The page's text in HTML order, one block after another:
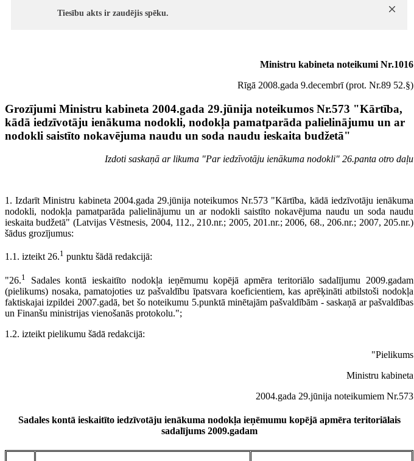
Tiesību akts ir zaudējis spēku.
Ministru kabineta noteikumi Nr.1016
Rīgā 2008.gada 9.decembrī (prot. Nr.89 52.§)
Grozījumi Ministru kabineta 2004.gada 29.jūnija noteikumos Nr.573 "Kārtība,
kādā iedzīvotāju ienākuma nodokli, nodokļa pamatparāda palielinājumu un ar
nodokli saistīto nokavējuma naudu un soda naudu ieskaita budžetā"
Izdoti saskaņā ar likuma "Par iedzīvotāju ienākuma nodokli" 26.panta otro daļu
1. Izdarīt Ministru kabineta 2004.gada 29.jūnija noteikumos Nr.573 "Kārtība, kādā iedzīvotāju ienākuma
nodokli, nodokļa pamatparāda palielinājumu un ar nodokli sais­tīto nokavējuma naudu un soda naudu
ieskaita budžetā" (Latvijas Vēstnesis, 2004, 112., 210.nr.; 2005, 201.nr.; 2006, 68., 206.nr.; 2007, 205.nr.)
šādus grozī­jumus:
1.1. izteikt 26.1 punktu šādā redakcijā:
"26.1
Sadales kontā ieskaitīto nodokļa ieņēmumu kopējā apmēra teritoriālo sadalījumu 2009.gadam
(pielikums) nosaka, pamatojoties uz pašvaldību īpatsvara koeficientiem, kas aprēķināti atbilstoši nodokļa
faktiskajai izpildei 2007.gadā, bet šo noteikumu 5.punktā minētajām pašvaldībām - saskaņā ar pašvaldības
un Finanšu ministrijas vienošanās protokolu.";
1.2. izteikt pielikumu šādā redakcijā:
"Pielikums
Ministru kabineta
2004.gada 29.jūnija noteikumiem Nr.573
Sadales kontā ieskaitīto iedzīvotāju ienākuma nodokļa ieņēmumu kopējā apmēra teritoriālais
sadalījums 2009.gadam